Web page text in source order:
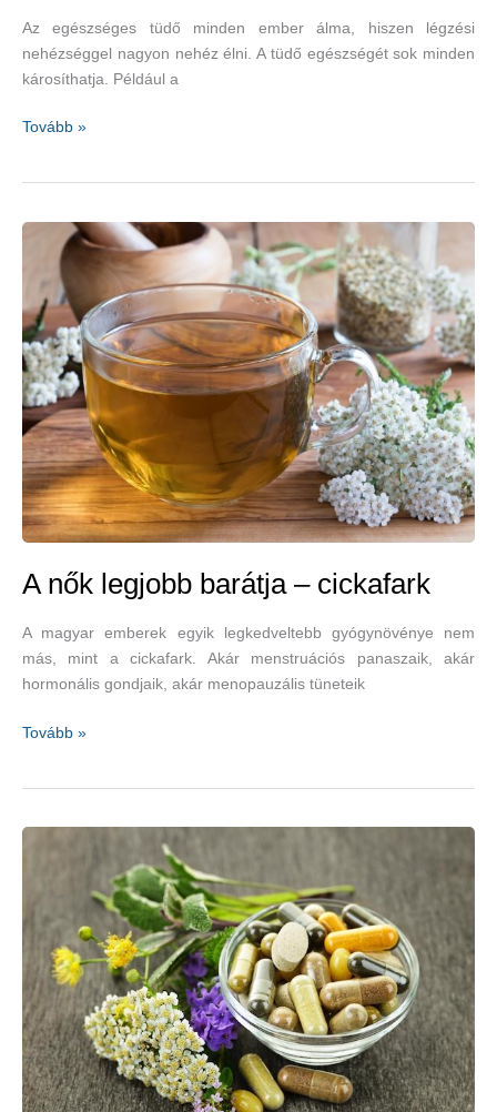
Az egészséges tüdő minden ember álma, hiszen légzési
nehézséggel nagyon nehéz élni. A tüdő egészségét sok minden
károsíthatja. Például a
A
is
fokozhatjuk
csalán,
cickafark,
kurkuma,
feketeköménymag-
olaj
Tovább »
A nők legjobb barátja – cickafark
A magyar emberek egyik legkedveltebb gyógynövénye nem
más, mint a cickafark. Akár menstruációs panaszaik, akár
hormonális gondjaik, akár menopauzális tüneteik
A
–
Tovább »